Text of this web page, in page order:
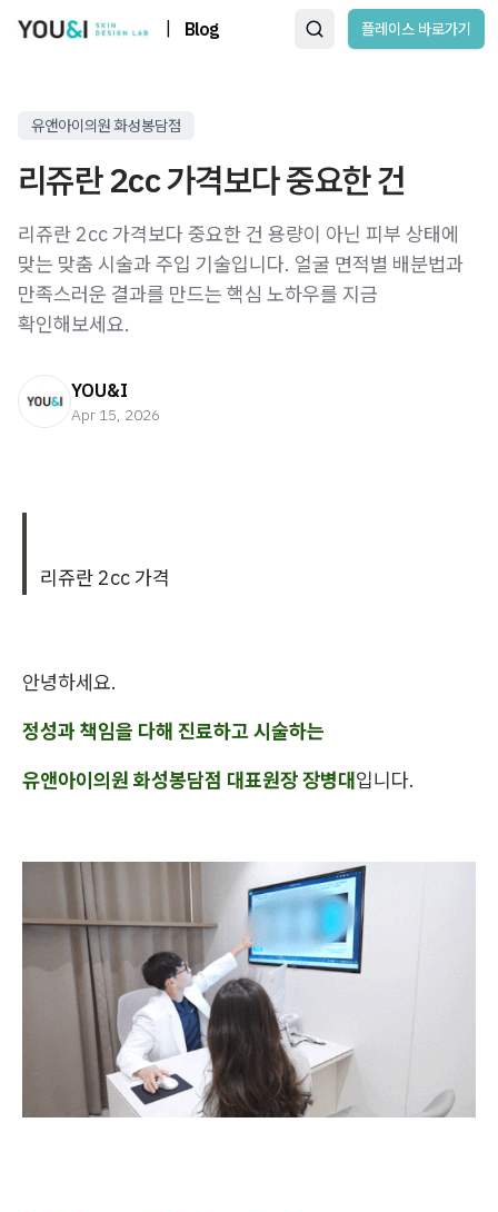
Blog 플레이스 바로가기
유앤아이의원 화성봉담점
리쥬란 2cc 가격보다 중요한 건
리쥬란 2cc 가격보다 중요한 건 용량이 아닌 피부 상태에
맞는 맞춤 시술과 주입 기술입니다. 얼굴 면적별 배분법과
만족스러운 결과를 만드는 핵심 노하우를 지금
확인해보세요.
YOU&I
Apr 15, 2026
리쥬란 2cc 가격
안녕하세요.
정성과 책임을 다해 진료하고 시술하는
유앤아이의원 화성봉담점 대표원장 장병대입니다.